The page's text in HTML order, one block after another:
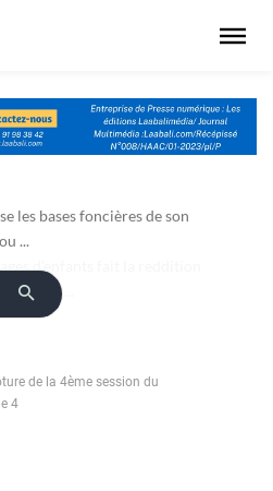
les bases foncières de son
...
de la 4ème session du
4